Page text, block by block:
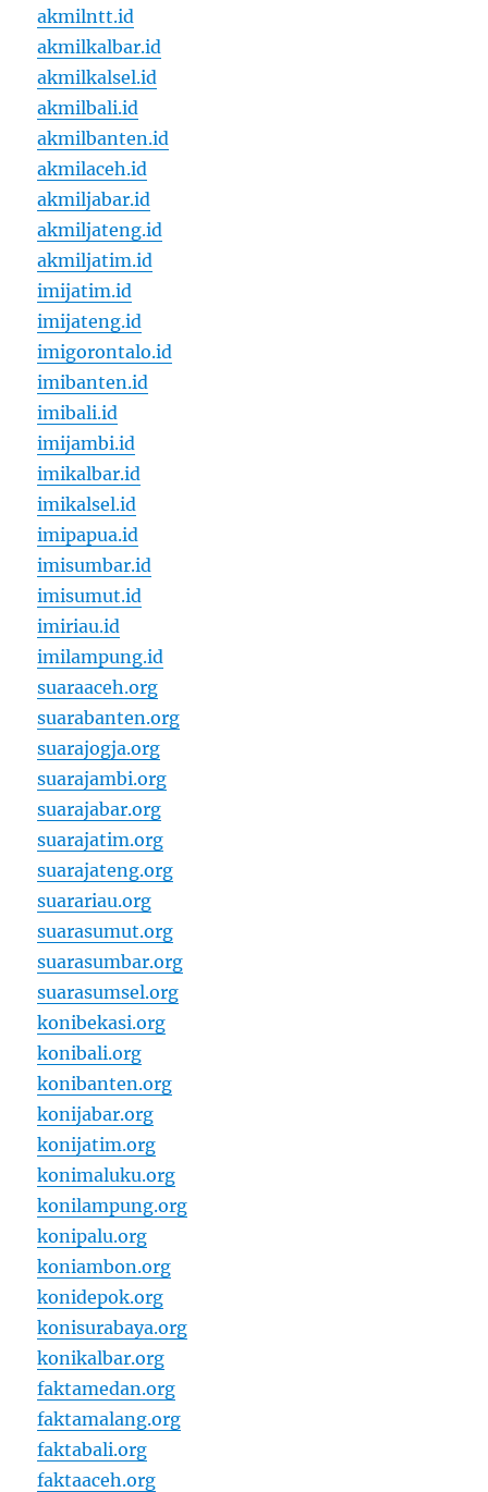
akmilntt.id
akmilkalbar.id
akmilkalsel.id
akmilbali.id
akmilbanten.id
akmilaceh.id
akmiljabar.id
akmiljateng.id
akmiljatim.id
imijatim.id
imijateng.id
imigorontalo.id
imibanten.id
imibali.id
imijambi.id
imikalbar.id
imikalsel.id
imipapua.id
imisumbar.id
imisumut.id
imiriau.id
imilampung.id
suaraaceh.org
suarabanten.org
suarajogja.org
suarajambi.org
suarajabar.org
suarajatim.org
suarajateng.org
suarariau.org
suarasumut.org
suarasumbar.org
suarasumsel.org
konibekasi.org
konibali.org
konibanten.org
konijabar.org
konijatim.org
konimaluku.org
konilampung.org
konipalu.org
koniambon.org
konidepok.org
konisurabaya.org
konikalbar.org
faktamedan.org
faktamalang.org
faktabali.org
faktaaceh.org